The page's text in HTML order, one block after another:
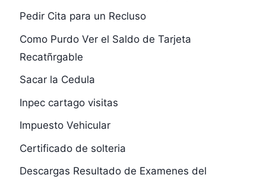
Pedir Cita para un Recluso
Como Purdo Ver el Saldo de Tarjeta
Recatñrgable
Sacar la Cedula
Inpec cartago visitas
Impuesto Vehicular
Certificado de solteria
Descargas Resultado de Examenes del